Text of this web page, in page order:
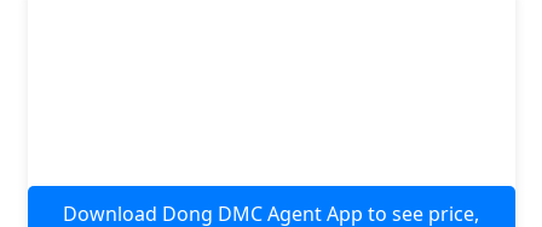
Download Dong DMC Agent App to see price,